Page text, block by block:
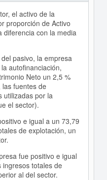
el activo de la
proporción de Activo
diferencia con la media
pasivo, la empresa
autofinanciación,
Neto un 2,5 %
las fuentes de
utilizadas por la
el sector).
e igual a un 73,79
de explotación, un
fue positivo e igual
totales de
al del sector.